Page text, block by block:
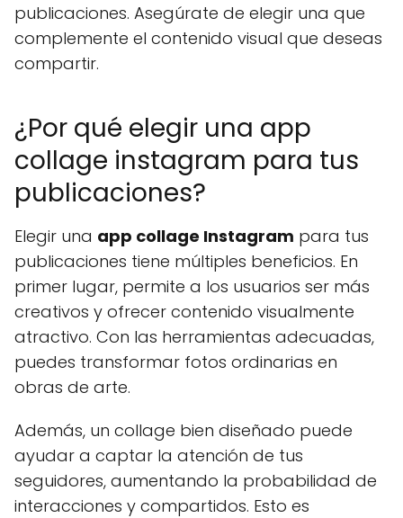
publicaciones. Asegúrate de elegir una que
complemente el contenido visual que deseas
compartir.
¿Por qué elegir una app
collage instagram para tus
publicaciones?
Elegir una app collage Instagram para tus
publicaciones tiene múltiples beneficios. En
primer lugar, permite a los usuarios ser más
creativos y ofrecer contenido visualmente
atractivo. Con las herramientas adecuadas,
puedes transformar fotos ordinarias en
obras de arte.
Además, un collage bien diseñado puede
ayudar a captar la atención de tus
seguidores, aumentando la probabilidad de
interacciones y compartidos. Esto es